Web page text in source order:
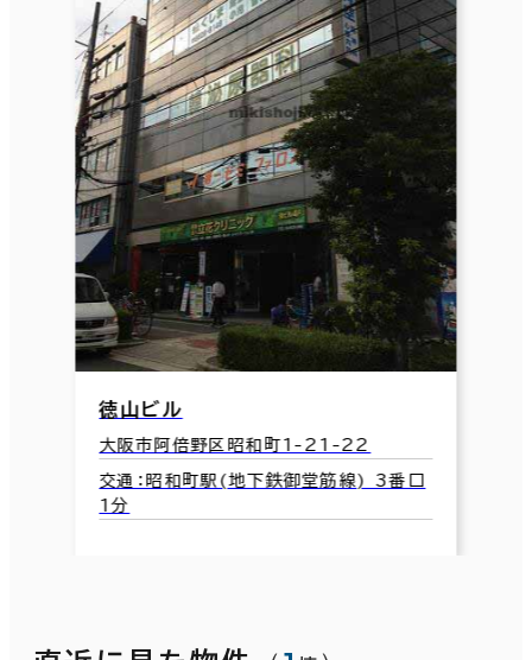
徳山ビル
大阪市阿倍野区昭和町1-21-22
交通：昭和町駅(地下鉄御堂筋線) 3番口
1分